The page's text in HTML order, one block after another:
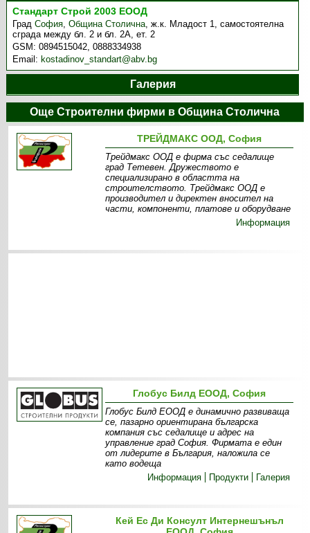
Стандарт Строй 2003 ЕООД
ГрадСофия,Община Столична,ж.к. Младост 1, самостоятелна
сграда между бл. 2 и бл. 2А, ет. 2
GSM:0894515042, 0888334938
Email: kostadinov_standart@abv.bg
Галерия
Още Строителни фирми в Община Столична
ТРЕЙДМАКС ООД, София
Трейдмакс ООД е фирма със седалище
град Тетевен. Дружеството е
специализирано в областта на
строителството. Трейдмакс ООД е
производител и директен вносител на
части, компоненти, платове и оборудване
Информация
Глобус Билд ЕООД, София
Глобус Билд ЕООД е динамично развиваща
се, пазарно ориентирана българска
компания със седалище и адрес на
управление град София. Фирмата е един
от лидерите в България, наложила се
като водеща
Информация
Продукти Галерия
Кей Ес Ди Консулт Интернешънъл